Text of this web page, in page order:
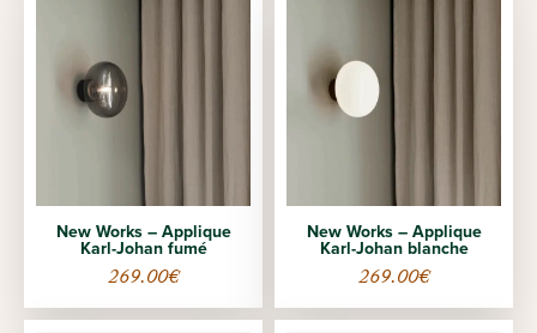
New Works – Applique
Karl-Johan fumé
269.00€
New Works – Applique
Karl-Johan blanche
269.00€